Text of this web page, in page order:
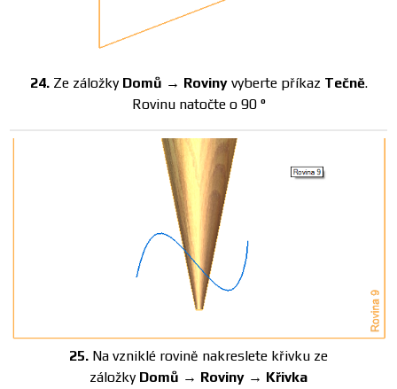
24. Ze záložky Domů → Rovinyvyberte příkaz Tečně.
Rovinu natočte o 90 °
25. Na vzniklé rovině nakreslete křivku ze
záložky Domů → Roviny → Křivka